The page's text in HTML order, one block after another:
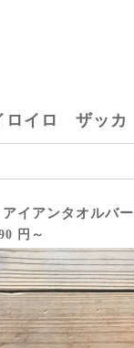
ロイロ ザッカ
アイアンタオルバー
円～